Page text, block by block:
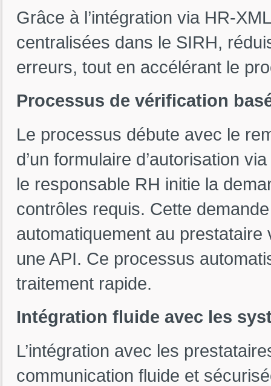
Grâce à l’intégration via HR-
centralisées dans le SIRH,
erreurs, tout en accélérant le
Processus de vérification
Le processus débute avec le
d’un formulaire d’autorisation
le responsable RH initie la
contrôles requis. Cette
automatiquement au
une API. Ce processus
traitement rapide.
Intégration fluide avec les
L’intégration avec les
communication fluide et